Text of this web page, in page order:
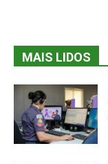
MAIS LIDOS